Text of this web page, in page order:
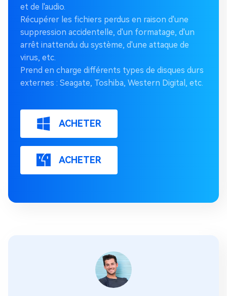
et de l'audio.
Récupérer les fichiers perdus en raison d'une
suppression accidentelle, d'un formatage, d'un
arrêt inattendu du système, d'une attaque de
virus, etc.
Prend en charge différents types de disques durs
externes : Seagate, Toshiba, Western Digital, etc.
ACHETER
ACHETER